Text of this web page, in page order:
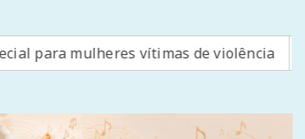
vítimas de violência Mega-Sena